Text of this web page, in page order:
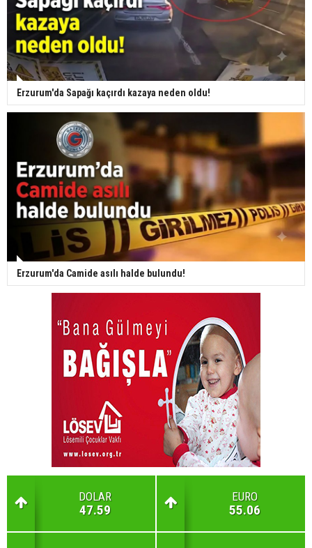
Erzurum'da Sapağı kaçırdı kazaya neden oldu!
Erzurum'da Camide asılı halde bulundu!
DOLAR
47.59
EURO
55.06